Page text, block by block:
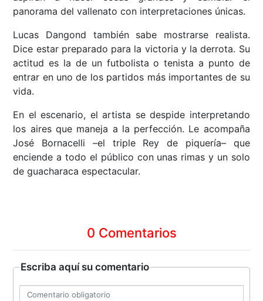
panorama del vallenato con interpretaciones únicas.
Lucas Dangond también sabe mostrarse realista.
Dice estar preparado para la victoria y la derrota. Su
actitud es la de un futbolista o tenista a punto de
entrar en uno de los partidos más importantes de su
vida.
En el escenario, el artista se despide interpretando
los aires que maneja a la perfección. Le acompaña
José Bornacelli –el triple Rey de piquería– que
enciende a todo el público con unas rimas y un solo
de guacharaca espectacular.
0 Comentarios
Escriba aquí su comentario